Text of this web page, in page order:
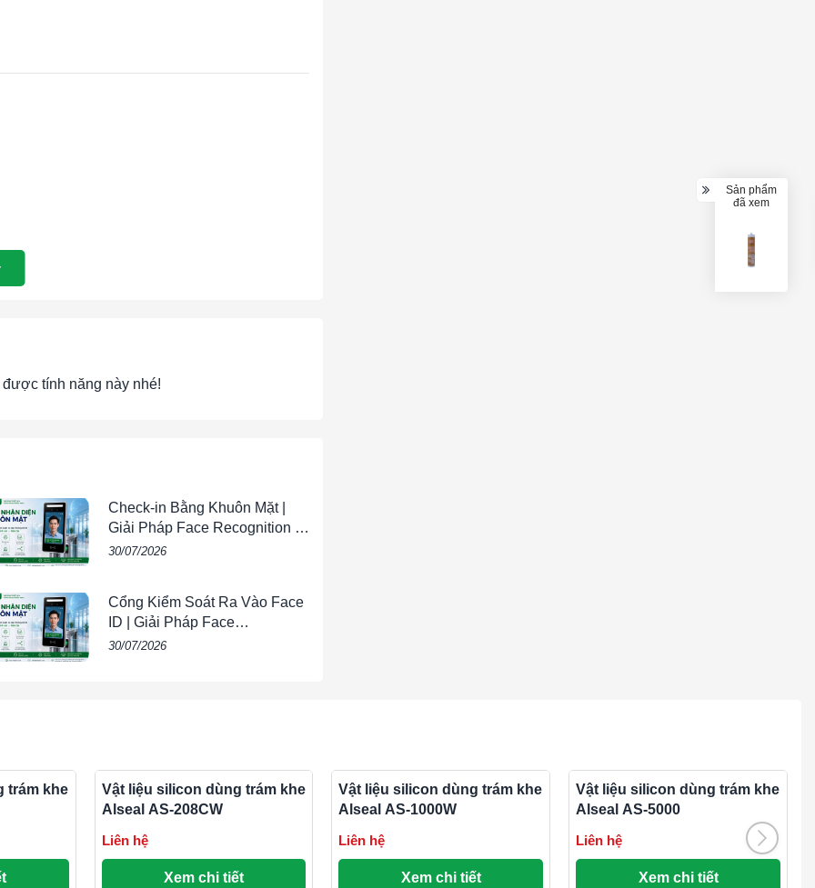
tính năng này nhé!
Check-in Bằng Khuôn Mặt |
Giải Pháp Face Recognition AI
Cho Doanh Nghiệp |
30/07/2026
Cổng Kiểm Soát Ra Vào Face
ID | Giải Pháp Face
Recognition AI Cho Doanh
30/07/2026
trám khe
Vật liệu silicon dùng trám khe
Alseal AS-208CW
Liên hệ
Xem chi tiết
Vật liệu silicon dùng trám khe
Alseal AS-1000W
Liên hệ
Xem chi tiết
Vật liệu silicon dùng trám khe
Alseal AS-5000
Liên hệ
Xem chi tiết
Sản phẩm
đã xem